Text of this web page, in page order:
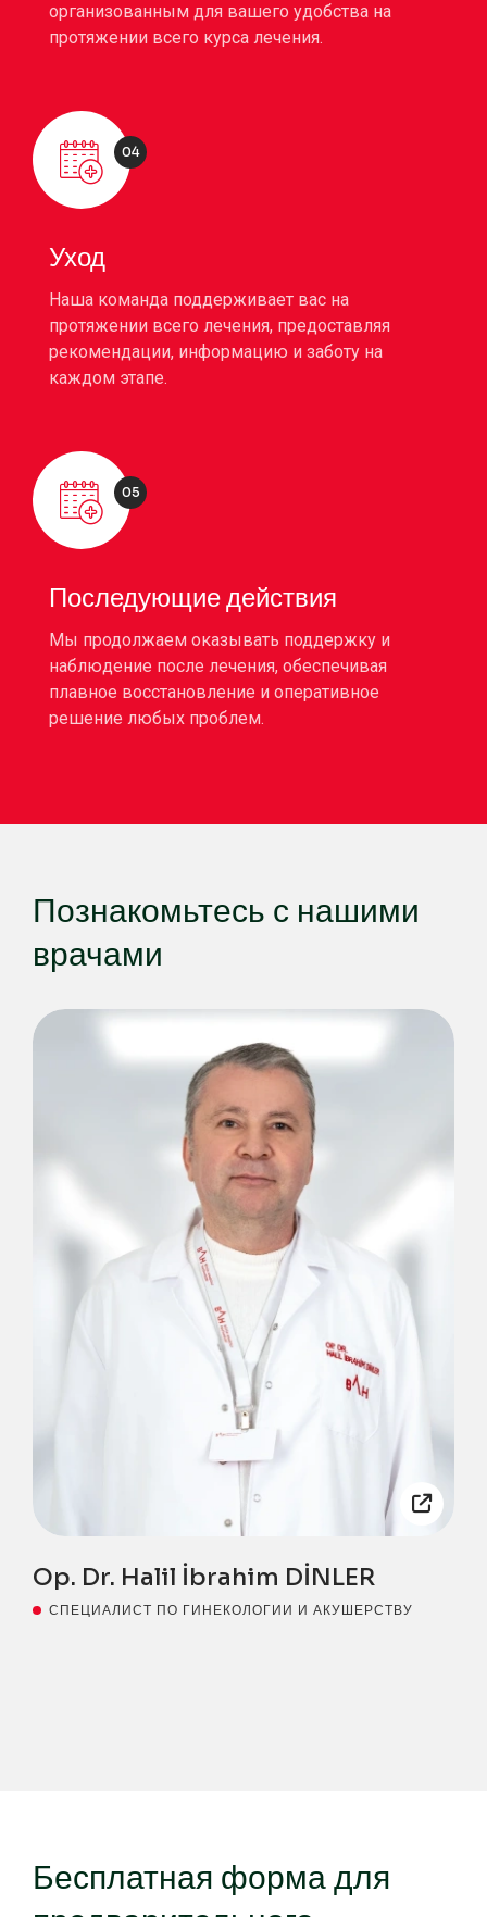
организованным для вашего удобства на
протяжении всего курса лечения.
04
Уход
Наша команда поддерживает вас на
протяжении всего лечения, предоставляя
рекомендации, информацию и заботу на
каждом этапе.
05
Последующие действия
Мы продолжаем оказывать поддержку и
наблюдение после лечения, обеспечивая
плавное восстановление и оперативное
решение любых проблем.
Познакомьтесь с нашими
врачами
Op. Dr. Halil İbrahim DİNLER
СПЕЦИАЛИСТ ПО ГИНЕКОЛОГИИ И АКУШЕРСТВУ
Бесплатная форма для